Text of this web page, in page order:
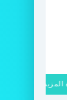
المزيد